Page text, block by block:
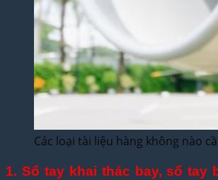
Các loại tài liệu hàng không nào
1. Sổ tay khai thác bay, sổ tay